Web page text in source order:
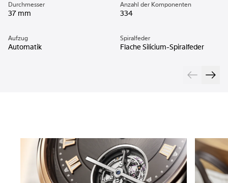
Durchmesser
37 mm
Anzahl der Komponenten
334
Aufzug
Automatik
Spiralfeder
Flache Silicium-Spiralfeder